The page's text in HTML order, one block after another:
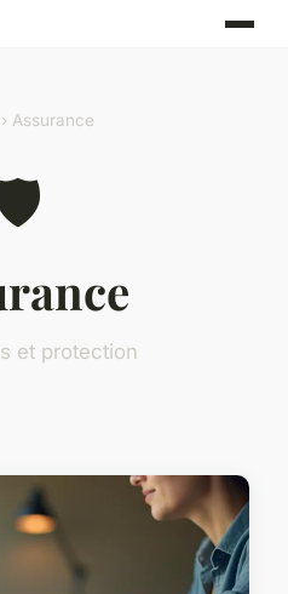
› Assurance
et protection